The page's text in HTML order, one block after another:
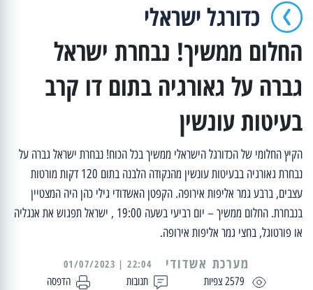
כדורגל ישראלי
החלום ממשיך! נבחרת ישראל
גברה על גאורגיה בתום דו קרב
בעיטות עונשין
הקיץ החלומי של הכדורגל הישראלי ממשיך בכל הכוח! נבחרת ישראל גברה על
נבחרת גאורגיה בבעיטות עונשין מהנקודה הלבנה בתום 120 דקות מורטות
עצבים, ברבע גמר אליפות אירופה. הקפטן האשדודי גילי כהן היה המצטיין
בנבחרת. החלום ממשיך – יום רביעי בשעה 19:00 , ישראל תפגוש את אנגליה
או פורטוגל, בחצי גמר אליפות אירופה.
2579 צפיות תגובות הדפסה
מערכת אשדודי 22:04 | 01/07/2023